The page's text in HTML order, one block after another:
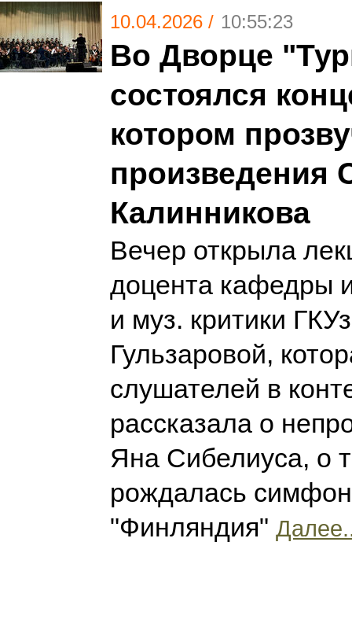
10.04.2026 / 10:55:23
Во Дворце
состоялся
котором
произведения
Калинникова
Вечер открыла
доцента кафедры
и муз. критики
Гульзаровой,
слушателей в
рассказала о
Яна Сибелиуса, о
рождалась
"Финляндия"